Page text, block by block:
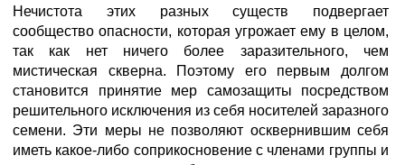
Нечистота этих разных существ подвергает
сообщество опасности, которая угрожает ему в целом,
так как нет ничего более заразительного, чем
мистическая скверна. Поэтому его первым долгом
становится принятие мер самозащиты посредством
решительного исключения из себя носителей заразного
семени. Эти меры не позволяют осквернившим себя
иметь какое-либо соприкосновение с членами группы и